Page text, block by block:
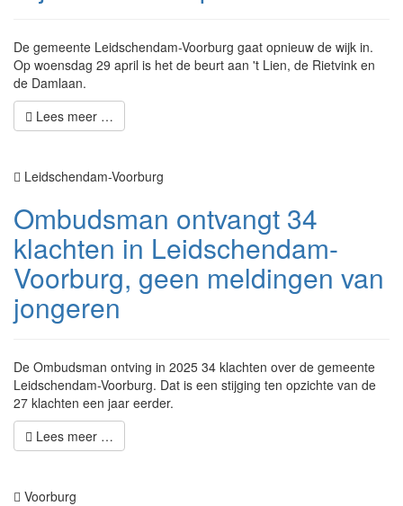
De gemeente Leidschendam-Voorburg gaat opnieuw de wijk in.
Op woensdag 29 april is het de beurt aan 't Lien, de Rietvink en
de Damlaan.
Lees meer …
Leidschendam-Voorburg
Ombudsman ontvangt 34
klachten in Leidschendam-
Voorburg, geen meldingen van
jongeren
De Ombudsman ontving in 2025 34 klachten over de gemeente
Leidschendam-Voorburg. Dat is een stijging ten opzichte van de
27 klachten een jaar eerder.
Lees meer …
Voorburg